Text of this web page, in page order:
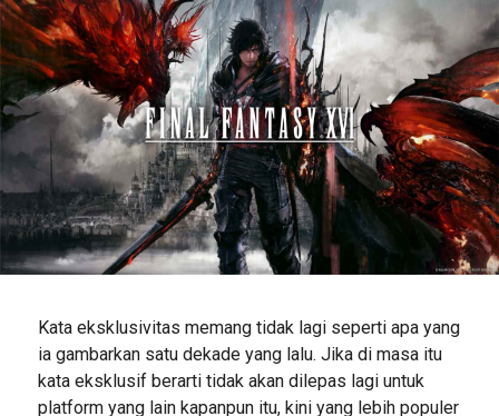
Kata eksklusivitas memang tidak lagi seperti apa yang
ia gambarkan satu dekade yang lalu. Jika di masa itu
kata eksklusif berarti tidak akan dilepas lagi untuk
platform yang lain kapanpun itu, kini yang lebih populer